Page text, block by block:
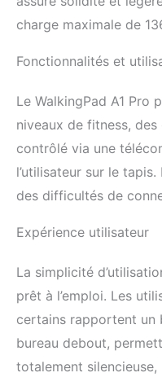
charge maximale de
Fonctionnalités et
Le WalkingPad A1 Pro
niveaux de fitness,
contrôlé via une
l’utilisateur sur le
des difficultés de
Expérience utilisateur
La simplicité
prêt à l’emploi. Les
certains rapportent un
bureau debout,
totalement